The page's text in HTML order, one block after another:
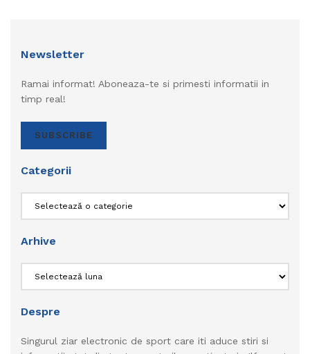
Newsletter
Ramai informat! Aboneaza-te si primesti informatii in
timp real!
SUBSCRIBE
Categorii
Arhive
Despre
Singurul ziar electronic de sport care iti aduce stiri si